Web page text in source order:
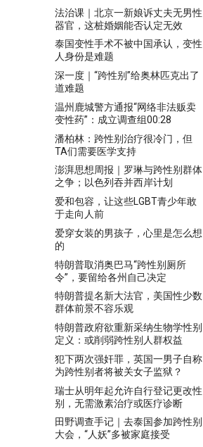
法治课｜北京一新娘诉丈夫无男性
器官，这桩婚姻能否认定无效
泰国变性手术不被中国承认，变性
人身份是难题
深一度｜“跨性别”给奥林匹克出了
道难题
温州鹿城警方通报“网络非法贩卖
变性药”：成立调查组00:28
潘柏林：跨性别治疗很冷门，但
TA们需要医学支持
澎湃思想周报｜罗琳与跨性别群体
之争；以色列吞并西岸计划
爱和包容，让这些LGBT青少年敢
于走向人前
爱穿女装的男孩子，心里是怎么想
的
特朗普取消奥巴马“跨性别厕所
令”，要留给各州自己决定
特朗普提名新大法官，美国性少数
群体前景不容乐观
特朗普政府欲重新采纳生物学性别
定义：或削弱跨性别人群权益
犯下两次强奸罪，英国一男子自称
为跨性别者将被关女子监狱？
瑞士从明年起允许自行登记更改性
别，无需激素治疗或医疗诊断
田野调查手记｜去泰国参加跨性别
大会，“人妖”多被家庭接受